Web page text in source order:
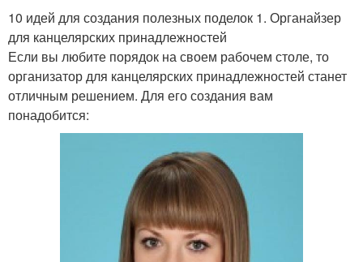
10 идей для создания полезных поделок 1. Органайзер
для канцелярских принадлежностей
Если вы любите порядок на своем рабочем столе, то
организатор для канцелярских принадлежностей станет
отличным решением. Для его создания вам
понадобится: